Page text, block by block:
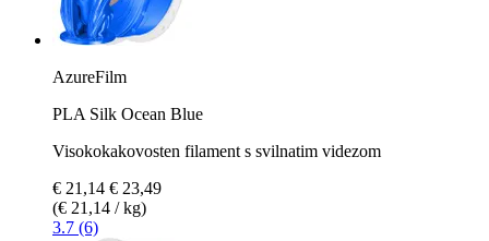
AzureFilm
PLA Silk Ocean Blue
Visokokakovosten filament s svilnatim videzom
€ 21,14 € 23,49
(€ 21,14 / kg)
3.7 (6)